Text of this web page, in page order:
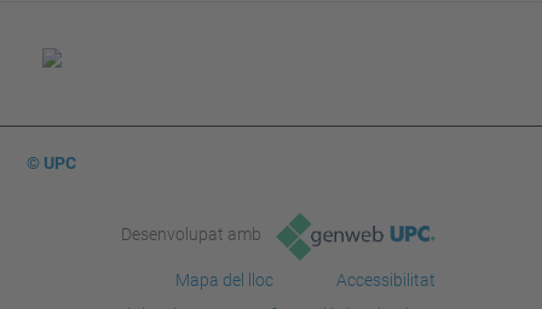
© UPC
Desenvolupat amb
Mapa del lloc
Accessibilitat